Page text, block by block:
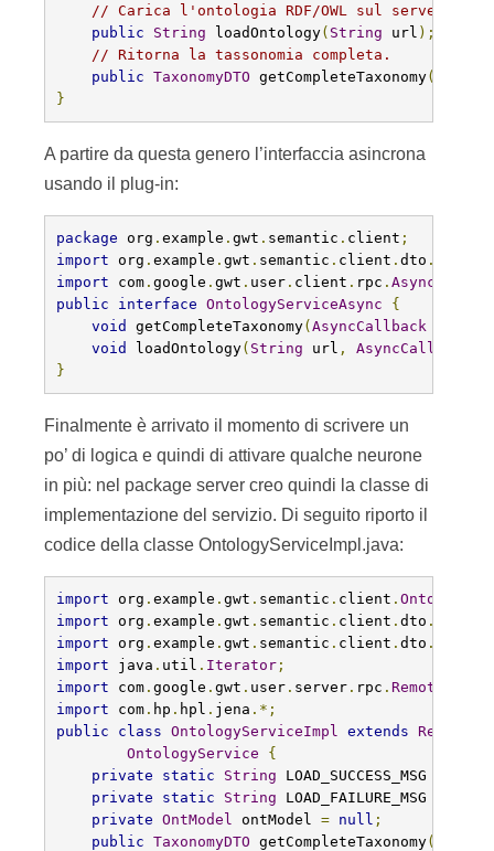
// Carica l'ontologia RDF/OWL sul server
public
String loadOntology( String url );
// Ritorna la tassonomia completa.
public TaxonomyDTO getCompleteTaxonomy();
}
A partire da questa genero l’interfaccia asincrona
usando il plug-in:
package org . example . gwt . semantic . client ;
import org . example . gwt . semantic . client . dto .
import com . google . gwt . user . client . rpc .
public
interface OntologyServiceAsync
{
void
getCompleteTaxonomy( AsyncCallback
void
loadOntology( String url , AsyncCallback
}
Finalmente è arrivato il momento di scrivere un
po’ di logica e quindi di attivare qualche neurone
in più: nel package server creo quindi la classe di
implementazione del servizio. Di seguito riporto il
codice della classe OntologyServiceImpl.java:
import org . example . gwt . semantic . client .
import org . example . gwt . semantic . client . dto .
import org . example . gwt . semantic . client . dto .
import java . util . Iterator ;
import com . google . gwt . user . server . rpc .
import com . hp . hpl . jena .*;
public
class OntologyServiceImpl extends
OntologyService
{
private
static String LOAD_SUCCESS_MSG
private
static String LOAD_FAILURE_MSG
private OntModel ontModel = null ;
public TaxonomyDTO getCompleteTaxonomy()